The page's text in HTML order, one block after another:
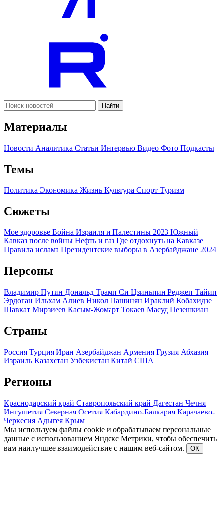
Найти
Материалы
Новости Аналитика Статьи Интервью Видео Фото Подкасты
Темы
Политика Экономика Жизнь Культура Спорт Туризм
Сюжеты
Мое здоровье Война Израиля и Палестины 2023 Южный
Кавказ после войны Нефть и газ Где отдохнуть на Кавказе
Правила ислама Президентские выборы в Азербайджане 2024
Персоны
Владимир Путин Дональд Трамп Си Цзиньпин Реджеп Тайип
Эрдоган Ильхам Алиев Никол Пашинян Ираклий Кобахидзе
Шавкат Мирзиеев Касым-Жомарт Токаев Масуд Пезешкиан
Страны
Россия Турция Иран Азербайджан Армения Грузия Абхазия
Израиль Казахстан Узбекистан Китай США
Регионы
Краснодарский край Ставропольский край Дагестан Чечня
Ингушетия Северная Осетия Кабардино-Балкария Карачаево-
Черкесия Адыгея Крым
Мы используем файлы cookie и обрабатываем персональные
данные с использованием Яндекс Метрики, чтобы обеспечить
вам наилучшее взаимодействие с нашим веб-сайтом.
ОК